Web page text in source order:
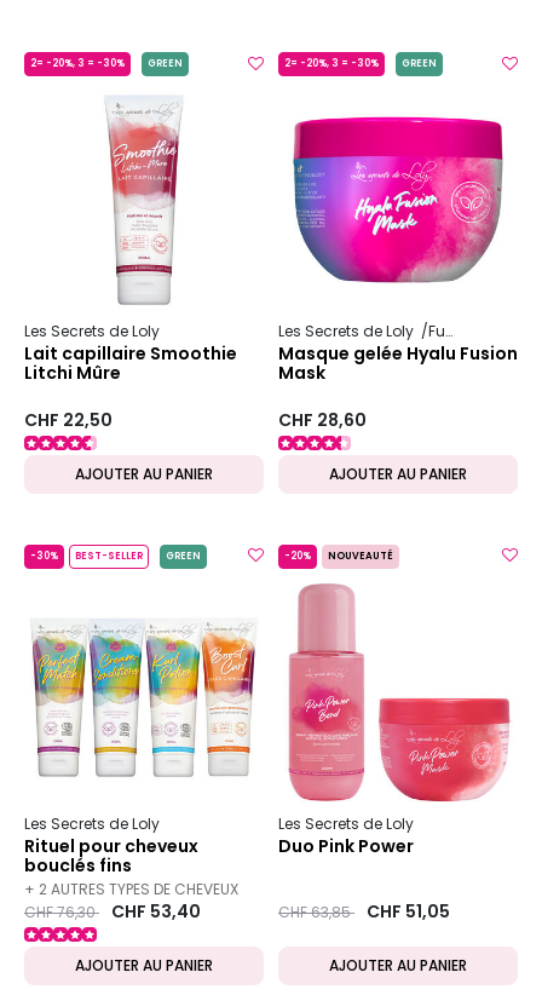
2= -20%, 3 = -30% GREEN
Les Secrets de Loly
Lait capillaire Smoothie
Litchi Mûre
CHF 22,50
AJOUTER AU PANIER
2= -20%, 3 = -30% GREEN
Les Secrets de Loly Fusion
Masque gelée Hyalu Fusion
Mask
CHF 28,60
AJOUTER AU PANIER
-30% BEST-SELLER GREEN
Les Secrets de Loly
Rituel pour cheveux
bouclés fins
+ 2 AUTRES TYPES DE CHEVEUX
DISPONIBLES
Prix ​​réduit de
CHF 76,30to CHF 53,40
AJOUTER AU PANIER
-20% NOUVEAUTÉ
Les Secrets de Loly
Duo Pink Power
Prix ​​réduit de
CHF 63,85to CHF 51,05
AJOUTER AU PANIER